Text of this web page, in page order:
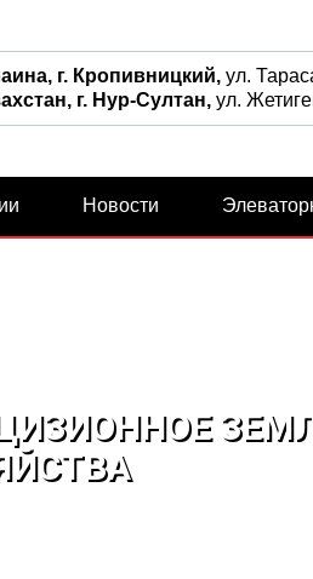
г. Кропивницкий,ул.
г. Нур-Султан,ул.
Новости